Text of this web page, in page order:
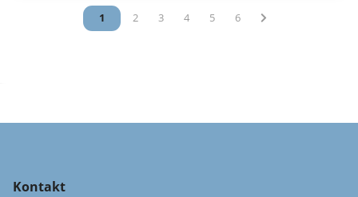
Vous êtes sur la page
1 Vous êtes sur la page
2 Vous êtes sur la page
3 Vous êtes sur la page
4 Vous êtes sur la page
5 Vous êtes sur la page
6
Kontakt